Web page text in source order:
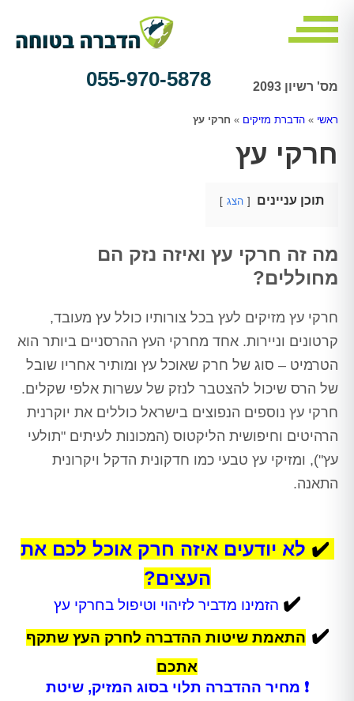
מס' רשיון 2093 055-970-5878
ראשי » הדברת מזיקים » חרקי עץ
חרקי עץ
תוכן עניינים הצג
מה זה חרקי עץ ואיזה נזק הם
מחוללים?
חרקי עץ מזיקים לעץ בכל צורותיו כולל עץ מעובד,
קרטונים וניירות. אחד מחרקי העץ ההרסניים ביותר הוא
הטרמיט – סוג של חרק שאוכל עץ ומותיר אחריו שובל
של הרס שיכול להצטבר לנזק של עשרות אלפי שקלים.
חרקי עץ נוספים הנפוצים בישראל כוללים את יוקרנית
הרהיטים וחיפושית הליקטוס (המכונות לעיתים "תולעי
עץ"), ומזיקי עץ טבעי כמו חדקונית הדקל ויקרונית
התאנה.
✔️ לא יודעים איזה חרק אוכל לכם את
העצים?
✔️ הזמינו מדביר לזיהוי וטיפול בחרקי עץ
✔️ התאמת שיטות ההדברה לחרק העץ שתקף
אתכם
❗ מחיר ההדברה תלוי בסוג המזיק, שיטת